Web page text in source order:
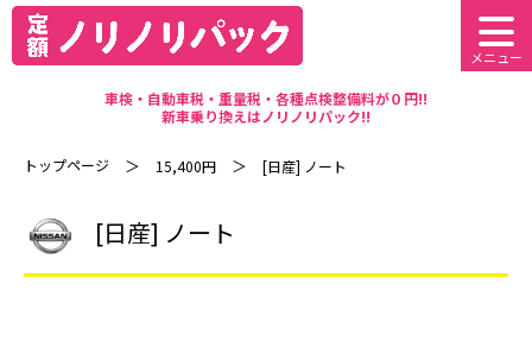
車検・自動車税・重量税・各種点検整備料が０円!!
新車乗り換えはノリノリパック!!
メニュー
トップページ 15,400円 [日産] ノート
[日産] ノート